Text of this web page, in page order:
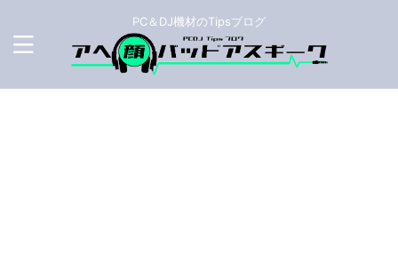
PC＆DJ機材のTipsブログ